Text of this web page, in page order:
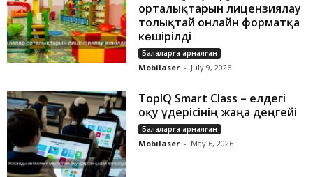
орталықтарын лицензиялау
толықтай онлайн форматқа
көшірілді
Балаларға арналған
Mobilaser - July 9, 2026
TopIQ Smart Class – елдегі
оқу үдерісінің жаңа деңгейі
Балаларға арналған
Mobilaser - May 6, 2026